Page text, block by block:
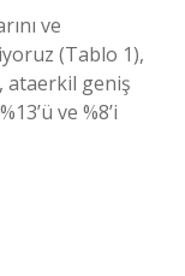
ve
(Tablo 1),
ataerkil geniş
ve %8’i